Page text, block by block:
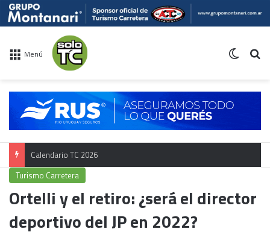
Menú
Calendario TC 2026
Turismo Carretera
Ortelli y el retiro: ¿será el director
deportivo del JP en 2022?